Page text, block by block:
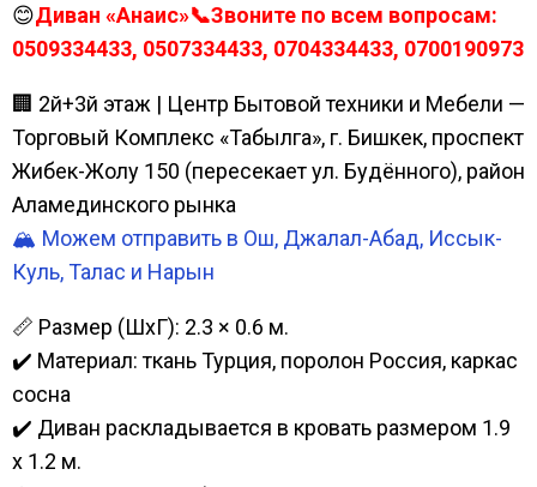
😊Диван «Анаис»📞Звоните по всем вопросам:
0509334433, 0507334433, 0704334433, 0700190973
🏢 2й+3й этаж | Центр Бытовой техники и Мебели —
Торговый Комплекс «Табылга», г. Бишкек, проспект
Жибек-Жолу 150 (пересекает ул. Будённого), район
Аламединского рынка
🏔️ Можем отправить в Ош, Джалал-Абад, Иссык-
Куль, Талас и Нарын
📏 Размер (ШхГ): 2.3 × 0.6 м.
✔️ Материал: ткань Турция, поролон Россия, каркас
сосна
✔️ Диван раскладывается в кровать размером 1.9
х 1.2 м.